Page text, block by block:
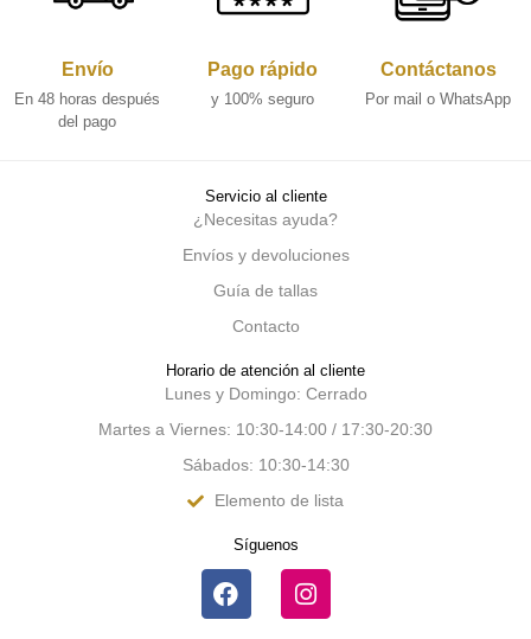
Envío
En 48 horas después
del pago
Pago rápido
y 100% seguro
Contáctanos
Por mail o WhatsApp
Servicio al cliente
¿Necesitas ayuda?
Envíos y devoluciones
Guía de tallas
Contacto
Horario de atención al cliente
Lunes y Domingo: Cerrado
Martes a Viernes: 10:30-14:00 / 17:30-20:30
Sábados: 10:30-14:30
Elemento de lista
Síguenos